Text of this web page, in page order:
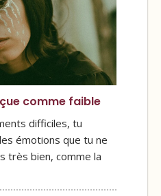
comme faible
difficiles, tu
émotions que tu ne
très bien, comme la